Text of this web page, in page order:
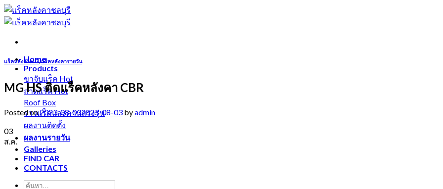
Skip
to
content
Home
Products
ขาจับแร็ค
ถาดแร็ค
Roof Box
ราวแร็คและคานตรงรุ่น
ผลงานติดตั้ง
ผลงานรายวัน
Galleries
FIND CAR
CONTACTS
แร็คหลังคาMG,แร็คหลังคารายวัน
MG HS ติดแร็คหลังคา CBR
Posted on2023-08-032023-08-03 byadmin
03
ส.ค.